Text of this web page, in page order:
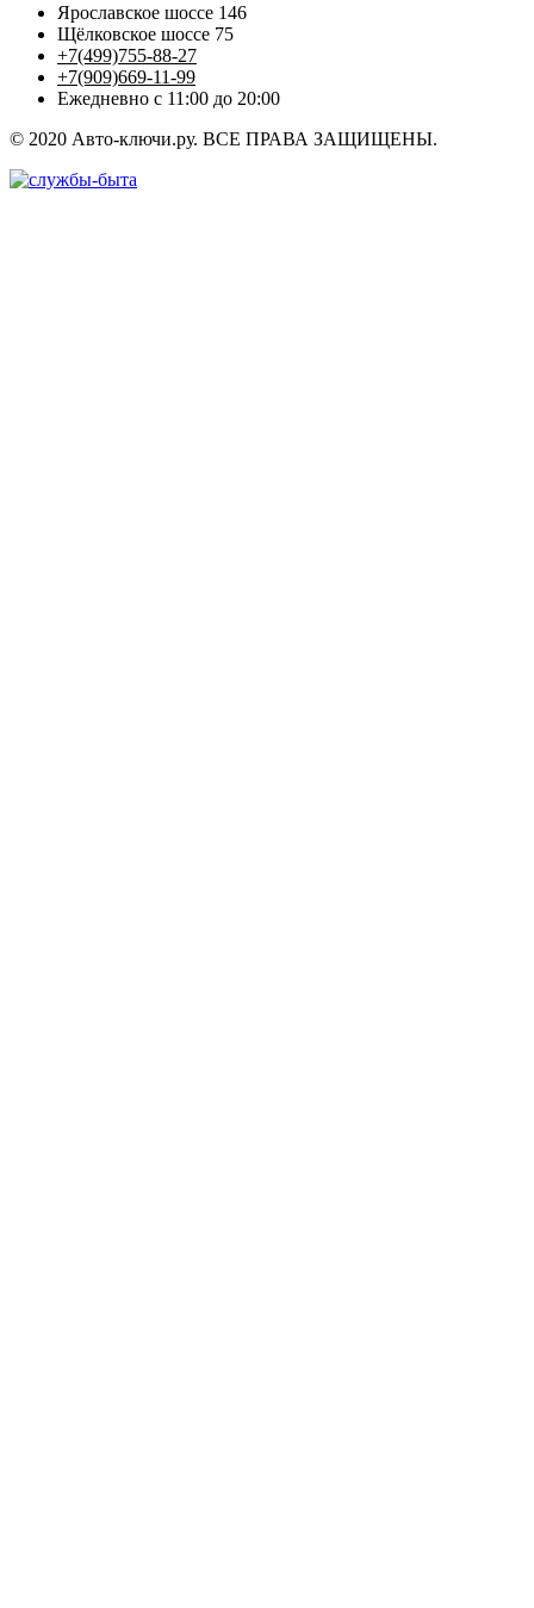
Ярославское шоссе 146
Щёлковское шоссе 75
+7(499)755-88-27
+7(909)669-11-99
Ежедневно с 11:00 до 20:00
© 2020 Авто-ключи.ру. ВСЕ ПРАВА ЗАЩИЩЕНЫ.